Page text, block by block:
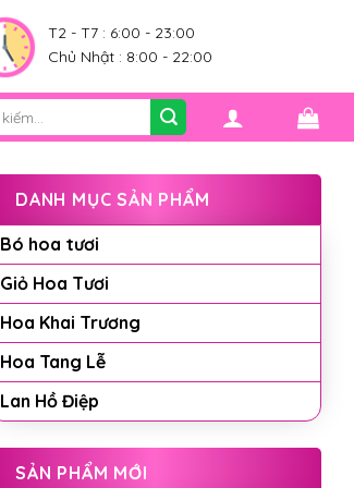
T2 - T7 : 6:00 - 23:00
Chủ Nhật : 8:00 - 22:00
DANH MỤC SẢN PHẨM
Bó hoa tươi
Giỏ Hoa Tươi
Hoa Khai Trương
Hoa Tang Lễ
Lan Hồ Điệp
SẢN PHẨM MỚI